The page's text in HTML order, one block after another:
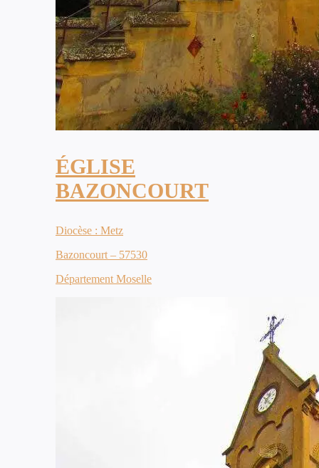
ÉGLISE
BAZONCOURT
Diocèse : Metz
Bazoncourt – 57530
Département Moselle